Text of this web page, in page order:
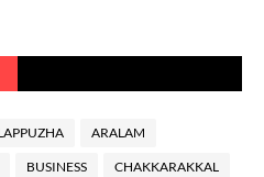
ARALAM
BUSINESS CHAKKARAKKAL